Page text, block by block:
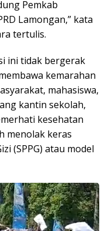
Pemkab
Lamongan,” kata
tertulis.
ini tidak bergerak
kemarahan
mahasiswa,
kantin sekolah,
kesehatan
menolak keras
(SPPG) atau model